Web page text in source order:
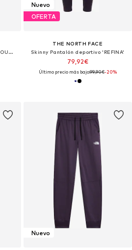
Tapered Pantalón deportivo 'MOUNTAIN ATHLETICS'
Nuevo
OFERTA
THE NORTH FACE
Skinny Pantalón deportivo 'REFINA'
79,92€
Último precio más bajo:99,90€-20%
Nuevo